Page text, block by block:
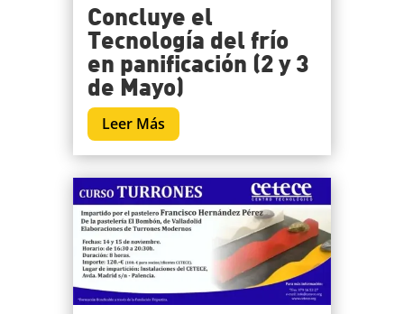
Concluye el
Tecnología del frío
en panificación (2 y 3
de Mayo)
Leer Más